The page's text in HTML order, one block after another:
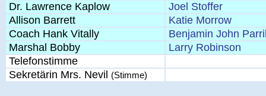
Dr. Lawrence Kaplow
Joel Stoffer
Allison Barrett
Katie Morrow
Coach Hank Vitally
Benjamin John
Marshal Bobby
Larry Robinson
Telefonstimme
Sekretärin Mrs. Nevil
(Stimme)